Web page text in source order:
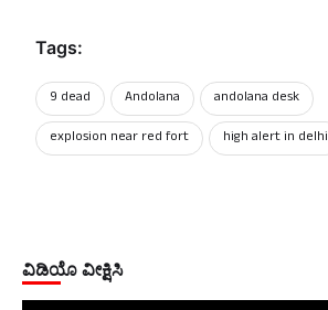
Tags:
9 dead Andolana
andolana desk
explosion near red fort
high alert in delhi
ವಿಡಿಯೊ ವೀಕ್ಷಿಸಿ